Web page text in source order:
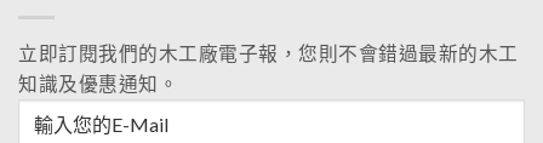
立即訂閱我們的木工廠電子報，您則不會錯過最新的木工
知識及優惠通知。